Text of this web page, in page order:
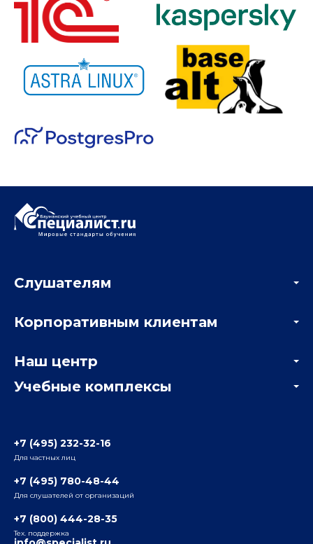
Учебные комплексы
Радио
ул. Радио, д.24, корпус 1, 2-й подъезд, 2-й этаж
ул. Воронцовская, д. 35Б, корп.2, 5-й этаж
Слушателям
Мастер-классы и вебинары
Корпоративным клиентам
Отзывы компаний
Наш центр
Информация о центре
+7 (495) 232-32-16
Для частных лиц
+7 (495) 780-48-44
Для слушателей от организаций
+7 (800) 444-28-35
Тех. поддержка